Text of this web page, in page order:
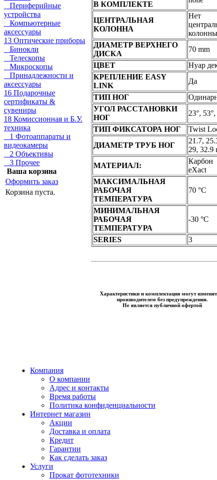
Периферийные
устройства
Компьютерные
аксессуары
13 Оптические приборы
Бинокли
Телескопы
Микроскопы
Принадлежности и
аксессуары
16 Подарочные
сертификаты &
сувениры
18 Комиссионная и Б.У.
техника
1 Фотоаппараты и
видеокамеры
2 Объективы
3 Прочее
Ваша корзина
Оформить заказ
Корзина пуста.
В КОМПЛЕКТЕ
ЦЕНТРАЛЬНАЯ
КОЛОННА
Нет
колонны
ДИАМЕТР ВЕРХНЕГО
ДИСКА
70 mm
ЦВЕТ
Нуар
КРЕПЛЕНИЕ EASY
LINK
Да
ТИП НОГ
УГОЛ РАССТАНОВКИ
НОГ
23°,
ТИП ФИКСАТОРА НОГ
Twist
ДИАМЕТР ТРУБ НОГ
21.7,
29, 32.9
МАТЕРИАЛ:
Карбон
eXact
МАКСИМАЛЬНАЯ
РАБОЧАЯ
ТЕМПЕРАТУРА
70 °C
МИНИМАЛЬНАЯ
РАБОЧАЯ
ТЕМПЕРАТУРА
-30 °C
SERIES 3
Характеристики и комплектация могут
производителем без предупреждения.
Не является публичной офертой
Компания
О компании
Адрес и контакты
Время работы
Политика конфиденциальности
Интернет магазин
Акции
Доставка и оплата
Кредит
Гарантии
Как сделать заказ
Услуги
Прокат фототехники